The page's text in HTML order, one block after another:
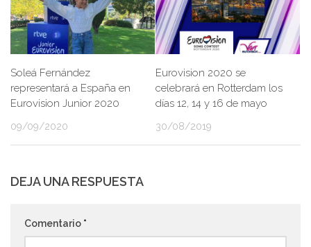
Soleá Fernández
representará a España en
Eurovision Junior 2020
09/09/2020
Eurovision 2020 se
celebrará en Rotterdam los
días 12, 14 y 16 de mayo
30/08/2019
DEJA UNA RESPUESTA
Comentario *